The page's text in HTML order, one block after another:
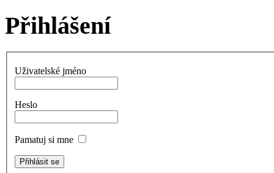
Přihlášení
Uživatelské jméno
Heslo
Pamatuj si mne